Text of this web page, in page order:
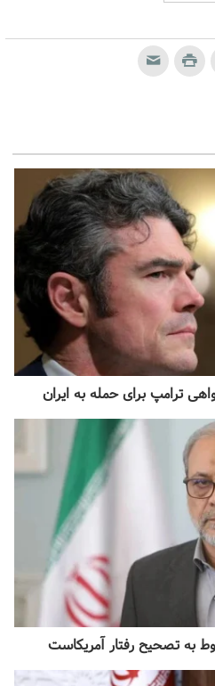
ترامپ برای حمله به ایران
به تصحیح رفتار آمریکاست